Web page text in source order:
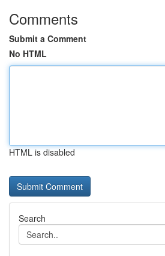
Comments
Submit a Comment
No HTML
HTML is disabled
Search